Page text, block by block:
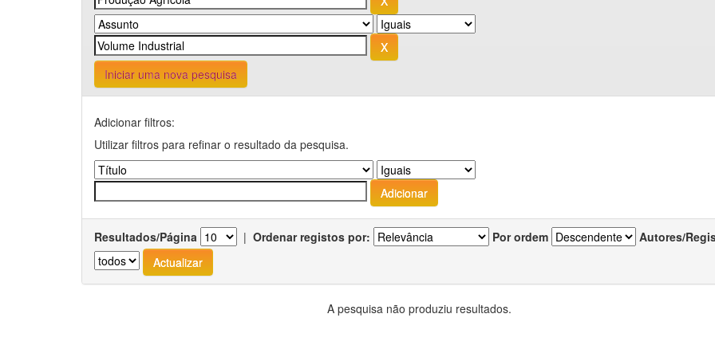
Iniciar uma nova pesquisa
Adicionar filtros:
Utilizar filtros para refinar o resultado da pesquisa.
Resultados/Página | Ordenar registos por: Por ordem Autores/
A pesquisa não produziu resultados.